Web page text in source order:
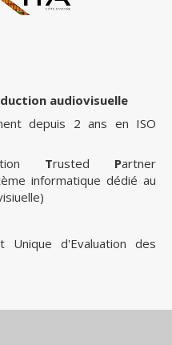
audiovisuelle
depuis 2 ans en ISO
Trusted Partner
informatique dédié au
d'Evaluation des